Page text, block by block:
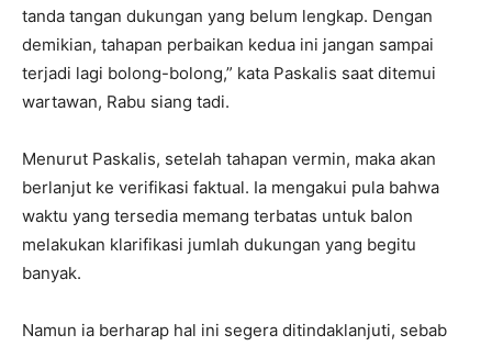
tanda tangan dukungan yang belum lengkap. Dengan
demikian, tahapan perbaikan kedua ini jangan sampai
terjadi lagi bolong-bolong,” kata Paskalis saat ditemui
wartawan, Rabu siang tadi.
Menurut Paskalis, setelah tahapan vermin, maka akan
berlanjut ke verifikasi faktual. Ia mengakui pula bahwa
waktu yang tersedia memang terbatas untuk balon
melakukan klarifikasi jumlah dukungan yang begitu
banyak.
Namun ia berharap hal ini segera ditindaklanjuti, sebab